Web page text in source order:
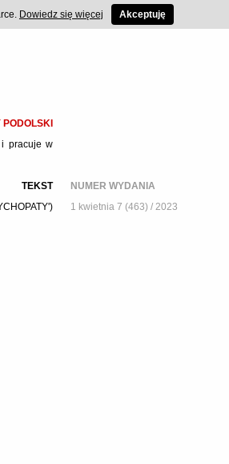
i pracuje w
TEKST
NUMER WYDANIA
1 kwietnia 7 (463) / 2023
Dowiedz się więcej Akceptuję